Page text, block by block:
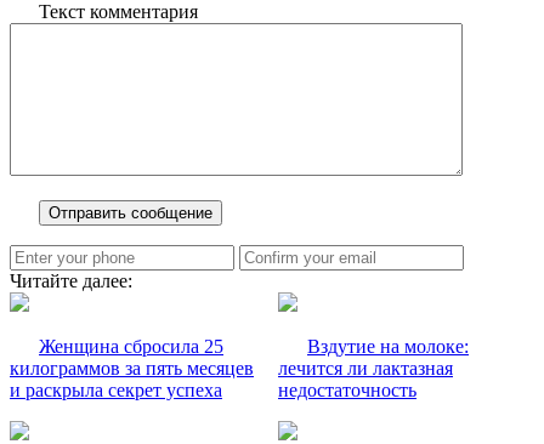
Текст комментария
Читайте далее:
Женщина сбросила 25
килограммов за пять месяцев
и раскрыла секрет успеха
Вздутие на молоке:
лечится ли лактазная
недостаточность